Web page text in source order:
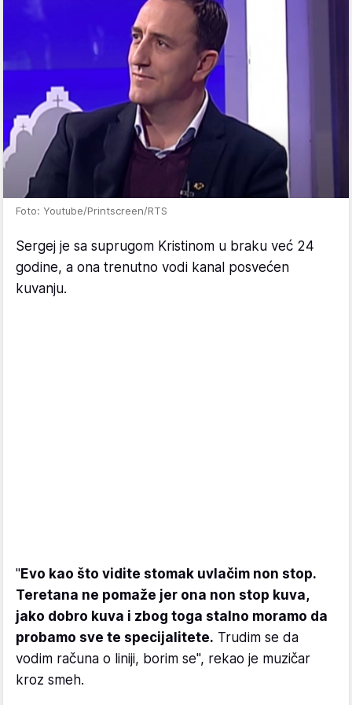
Foto: Youtube/Printscreen/RTS
Sergej je sa suprugom Kristinom u braku već 24
godine, a ona trenutno vodi kanal posvećen
kuvanju.
"Evo kao što vidite stomak uvlačim non stop.
Teretana ne pomaže jer ona non stop kuva,
jako dobro kuva i zbog toga stalno moramo da
probamo sve te specijalitete. Trudim se da
vodim računa o liniji, borim se", rekao je muzičar
kroz smeh.